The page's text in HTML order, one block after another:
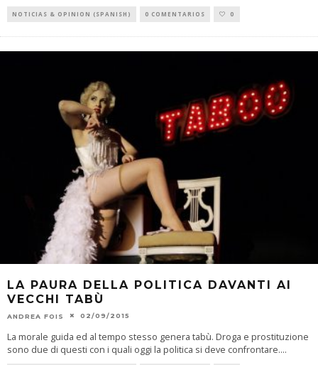
NOTICIAS & OPINION (SPANISH) 0 COMENTARIOS 0
LA PAURA DELLA POLITICA DAVANTI AI
VECCHI TABÙ
ANDREA FOIS 02/09/2015
La morale guida ed al tempo stesso genera tabù. Droga e prostituzione
sono due di questi con i quali oggi la politica si deve confrontare....